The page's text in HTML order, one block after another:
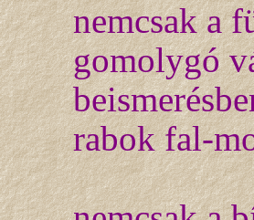
nemcsak a
gomolygó
rabok fal-